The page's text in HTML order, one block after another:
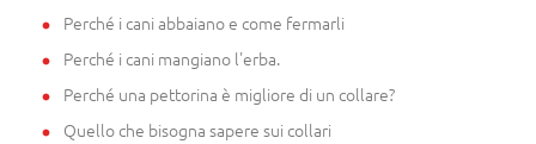
Perché i cani abbaiano e come fermarli
Perché i cani mangiano l'erba.
Perché una pettorina è migliore di un collare?
Quello che bisogna sapere sui collari